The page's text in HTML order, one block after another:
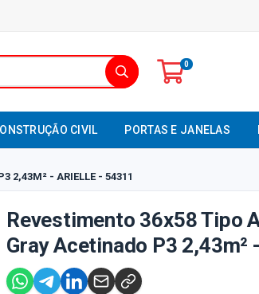
0
CIVIL PORTAS E JANELAS
2,43M² - ARIELLE - 54311
Revestimento 36x58 Tipo
Gray Acetinado P3 2,43m²